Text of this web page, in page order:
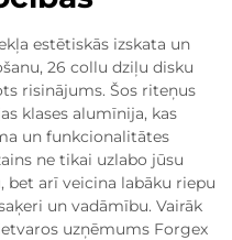
estētiskās izskata un
26 collu dziļu disku
risinājums. Šos riteņus
klases alumīnija, kas
un funkcionalitātes
ne tikai uzlabo jūsu
bet arī veicina labāku riepu
un vadāmību. Vairāk
uzņēmums Forgex